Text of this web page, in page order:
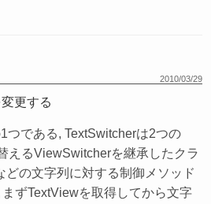
2010/03/29
更する
つである, TextSwitcherは2つの
えるViewSwitcherを継承したクラ
どの文字列に対する制御メソッド
ずTextViewを取得してから文字